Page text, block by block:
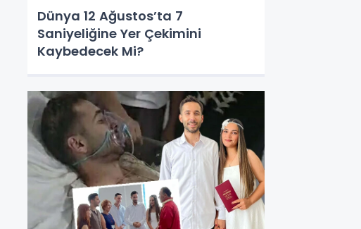
Dünya 12 Ağustos’ta 7
Saniyeliğine Yer Çekimini
Kaybedecek Mi?